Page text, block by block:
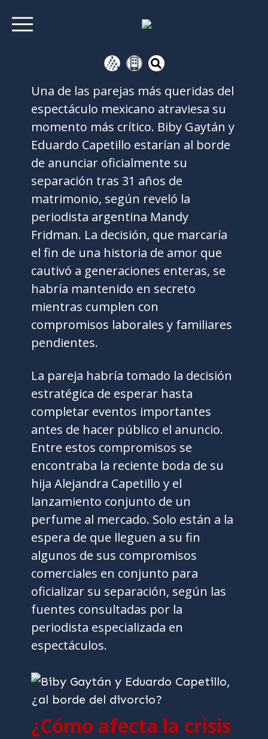
Una de las parejas más queridas del
espectáculo mexicano atraviesa su
momento más crítico. Biby Gaytán y
Eduardo Capetillo estarían al borde
de anunciar oficialmente su
separación tras 31 años de
matrimonio, según reveló la
periodista argentina Mandy
Fridman. La decisión, que marcaría
el fin de una historia de amor que
cautivó a generaciones enteras, se
habría mantenido en secreto
mientras cumplen con
compromisos laborales y familiares
pendientes.
La pareja habría tomado la decisión
estratégica de esperar hasta
completar eventos importantes
antes de hacer público el anuncio.
Entre estos compromisos se
encontraba la reciente boda de su
hija Alejandra Capetillo y el
lanzamiento conjunto de un
perfume al mercado. Solo están a la
espera de que lleguen a su fin
algunos de sus compromisos
comerciales en conjunto para
oficializar su separación, según las
fuentes consultadas por la
periodista especializada en
espectáculos.
¿Cómo afecta la crisis